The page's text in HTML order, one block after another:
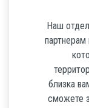
Наш
партнерам
близка
сможете